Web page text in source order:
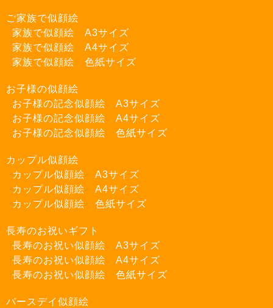
ご家族で似顔絵
家族で似顔絵 A3サイズ
家族で似顔絵 A4サイズ
家族で似顔絵 色紙サイズ
お子様の似顔絵
お子様の記念似顔絵 A3サイズ
お子様の記念似顔絵 A4サイズ
お子様の記念似顔絵 色紙サイズ
カップル似顔絵
カップル似顔絵 A3サイズ
カップル似顔絵 A4サイズ
カップル似顔絵 色紙サイズ
長寿のお祝いギフト
長寿のお祝い似顔絵 A3サイズ
長寿のお祝い似顔絵 A4サイズ
長寿のお祝い似顔絵 色紙サイズ
バースデイ似顔絵